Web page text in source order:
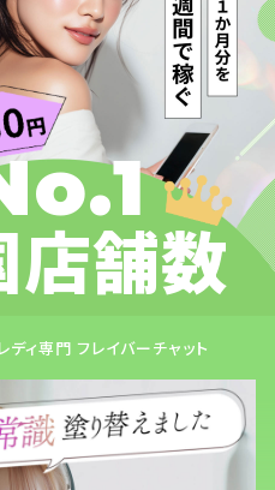
店舗数
ディ専門 フレイバーチャット